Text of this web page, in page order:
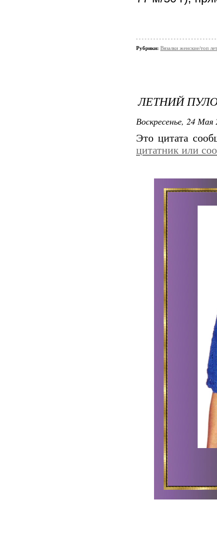
Рубрики: Вязалки женские/топ
ЛЕТНИЙ
Воскресенье, 24
Это цитата
цитатник или